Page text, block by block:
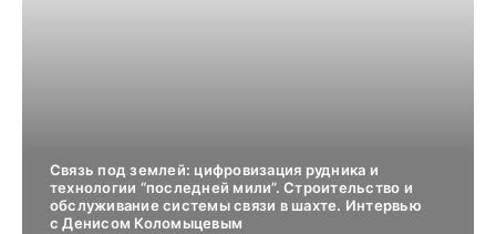
Связь под землей: цифровизация рудника и
технологии “последней мили”. Строительство и
обслуживание системы связи в шахте. Интервью
с Денисом Коломыцевым